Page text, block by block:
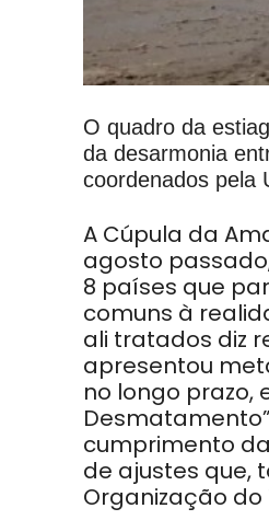
O quadro da
da desarmonia
coordenados pela
A Cúpula da
agosto
8 países que
comuns à
ali tratados diz
apresentou
no longo prazo,
cumprimento
de ajustes que,
Organização